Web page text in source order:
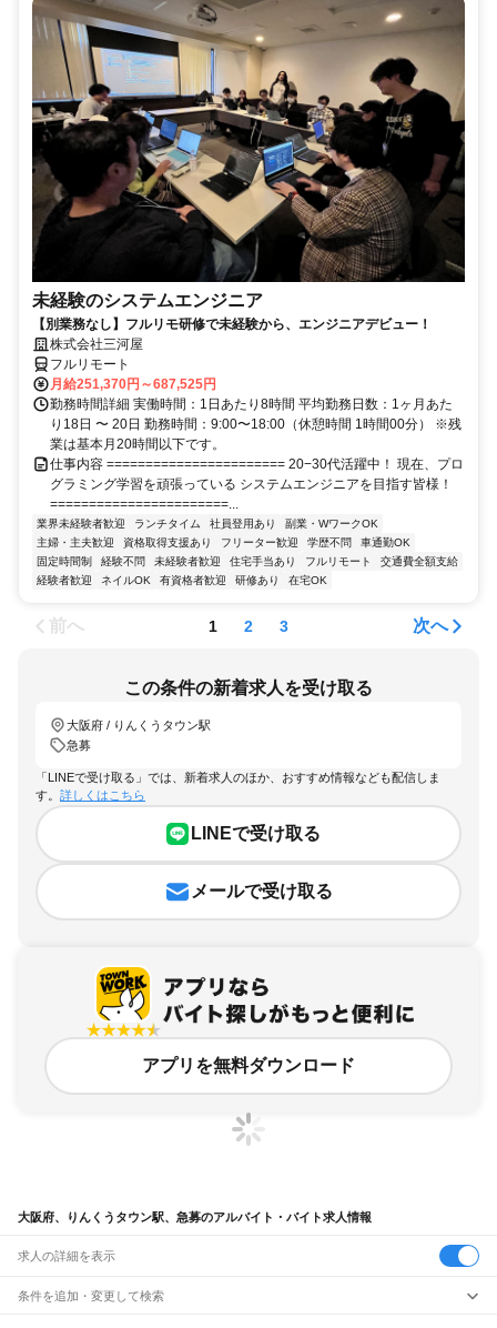
未経験のシステムエンジニア
【別業務なし】フルリモ研修で未経験から、エンジニアデビュー！
株式会社三河屋
フルリモート
月給251,370円～687,525円
勤務時間詳細 実働時間：1日あたり8時間 平均勤務日数：1ヶ月あた
り18日 〜 20日 勤務時間：9:00〜18:00（休憩時間 1時間00分） ※残
業は基本月20時間以下です。
仕事内容 ======================= 20−30代活躍中！ 現在、プロ
グラミング学習を頑張っている システムエンジニアを目指す皆様！
=======================...
業界未経験者歓迎 ランチタイム 社員登用あり
副業・WワークOK
主婦・主夫歓迎
資格取得支援あり フリーター歓迎 学歴不問
車通勤OK
固定時間制
経験不問 未経験者歓迎 住宅手当あり フルリモート
交通費全額支給
経験者歓迎
ネイルOK 有資格者歓迎 研修あり 在宅OK
前へ 1 2 3 次へ
この条件の新着求人を受け取る
大阪府 / りんくうタウン駅
急募
「LINEで受け取る」では、新着求人のほか、おすすめ情報なども配信しま
す。 詳しくはこちら
LINEで受け取る
メールで受け取る
アプリを無料ダウンロード
大阪府、りんくうタウン駅、急募のアルバイト・バイト求人情報
求人の詳細を表示
条件を追加・変更して検索